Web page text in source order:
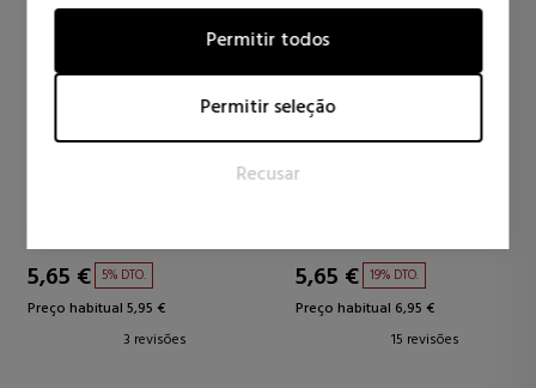
coletando e fornecendo informações de forma anônima.
Os cookies de marketing são usados para rastrear visitantes
em sites. A intenção é exibir anúncios que sejam relevantes e
atraentes para o usuário individual e, portanto, mais valiosos
para editores e anunciantes terceirizados.
Permitir todos
Permitir seleção
Recusar
5,65 € 5% DTO.
Preço habitual 5,95 €
3 revisões
5,65 € 19% DTO.
Preço habitual 6,95 €
15 revisões